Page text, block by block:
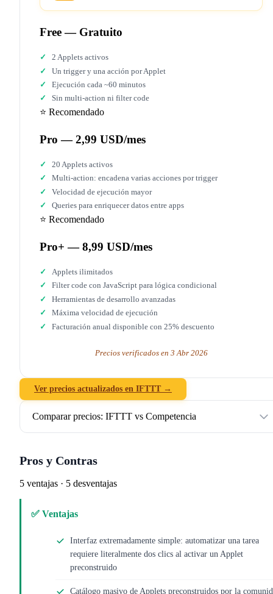
Free — Gratuito
2 Applets activos
Un trigger y una acción por Applet
Ejecución cada ~60 minutos
Sin multi-action ni filter code
⭐ Recomendado
Pro — 2,99 USD/mes
20 Applets activos
Multi-action: encadena varias acciones por trigger
Velocidad de ejecución mayor
Queries para enriquecer datos entre apps
⭐ Recomendado
Pro+ — 8,99 USD/mes
Applets ilimitados
Filter code con JavaScript para lógica condicional
Herramientas de desarrollo avanzadas
Máxima velocidad de ejecución
Facturación anual disponible con 25% descuento
Precios verificados en 3 Abr 2026
Ver precios actualizados en IFTTT →
Comparar precios: IFTTT vs Competencia
Pros y Contras
5 ventajas · 5 desventajas
✅ Ventajas
Interfaz extremadamente simple: automatizar una tarea
requiere literalmente dos clics al activar un Applet
preconstruido
Catálogo masivo de Applets preconstruidos por la